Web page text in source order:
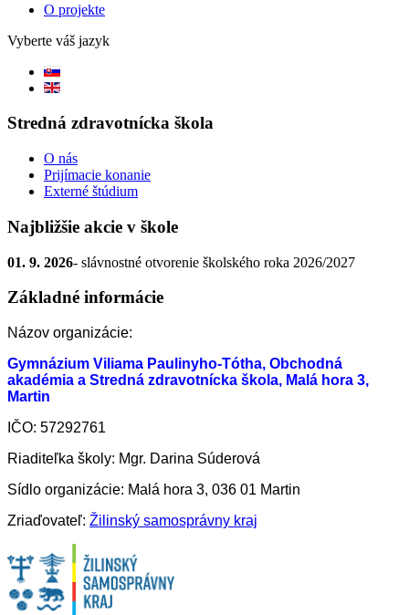
O projekte
Vyberte váš jazyk
Stredná zdravotnícka škola
O nás
Prijímacie konanie
Externé štúdium
Najbližšie akcie v škole
01. 9. 2026- slávnostné otvorenie školského roka 2026/2027
Základné informácie
Názov organizácie:
Gymnázium Viliama Paulinyho-Tótha, Obchodná
akadémia a Stredná zdravotnícka škola, Malá hora 3,
Martin
IČO: 57292761
Riaditeľka školy: Mgr. Darina Súderová
Sídlo organizácie: Malá hora 3, 036 01 Martin
Zriaďovateľ: Žilinský samosprávny kraj